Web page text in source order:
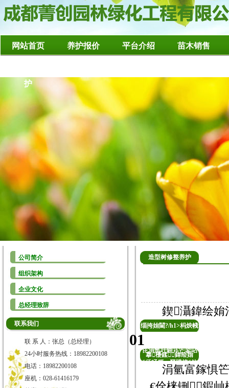
网站首页 养护报价 平台介绍 苗木销售
护
公司简介
组织架构
企业文化
总经理致辞
联系我们
联 系 人：张总（总经理）
24小时服务热线：18982200108
电话：18982200108
座机：028-61416179
造型树修整养护
鍥灄鍏绘姢
缁挎姢閫?/h1>杩炴帴
搴櫌鍒涓氫富銆佷
笓涓氬吇鎶ゅ笀鍌呫
€佸吇鎶ゅ叕鍙搞€佽
嫍鏈ㄤ拱鏂瑰拰鑻楁
01
搴櫌鍒鍏绘姢
涓氫富鎵惧